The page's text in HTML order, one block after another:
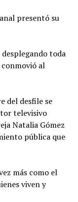
presentó su
desplegando toda
al
del desfile se
televisivo
Natalia Gómez
pública que
más como el
viven y